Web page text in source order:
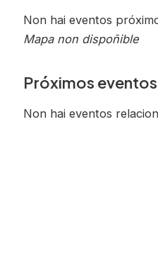
Non hai eventos
Mapa non dispoñible
Próximos eventos
Non hai eventos